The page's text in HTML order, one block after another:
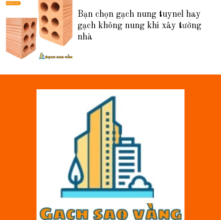
Bạn chọn gạch nung tuynel hay
gạch không nung khi xây tường
nhà